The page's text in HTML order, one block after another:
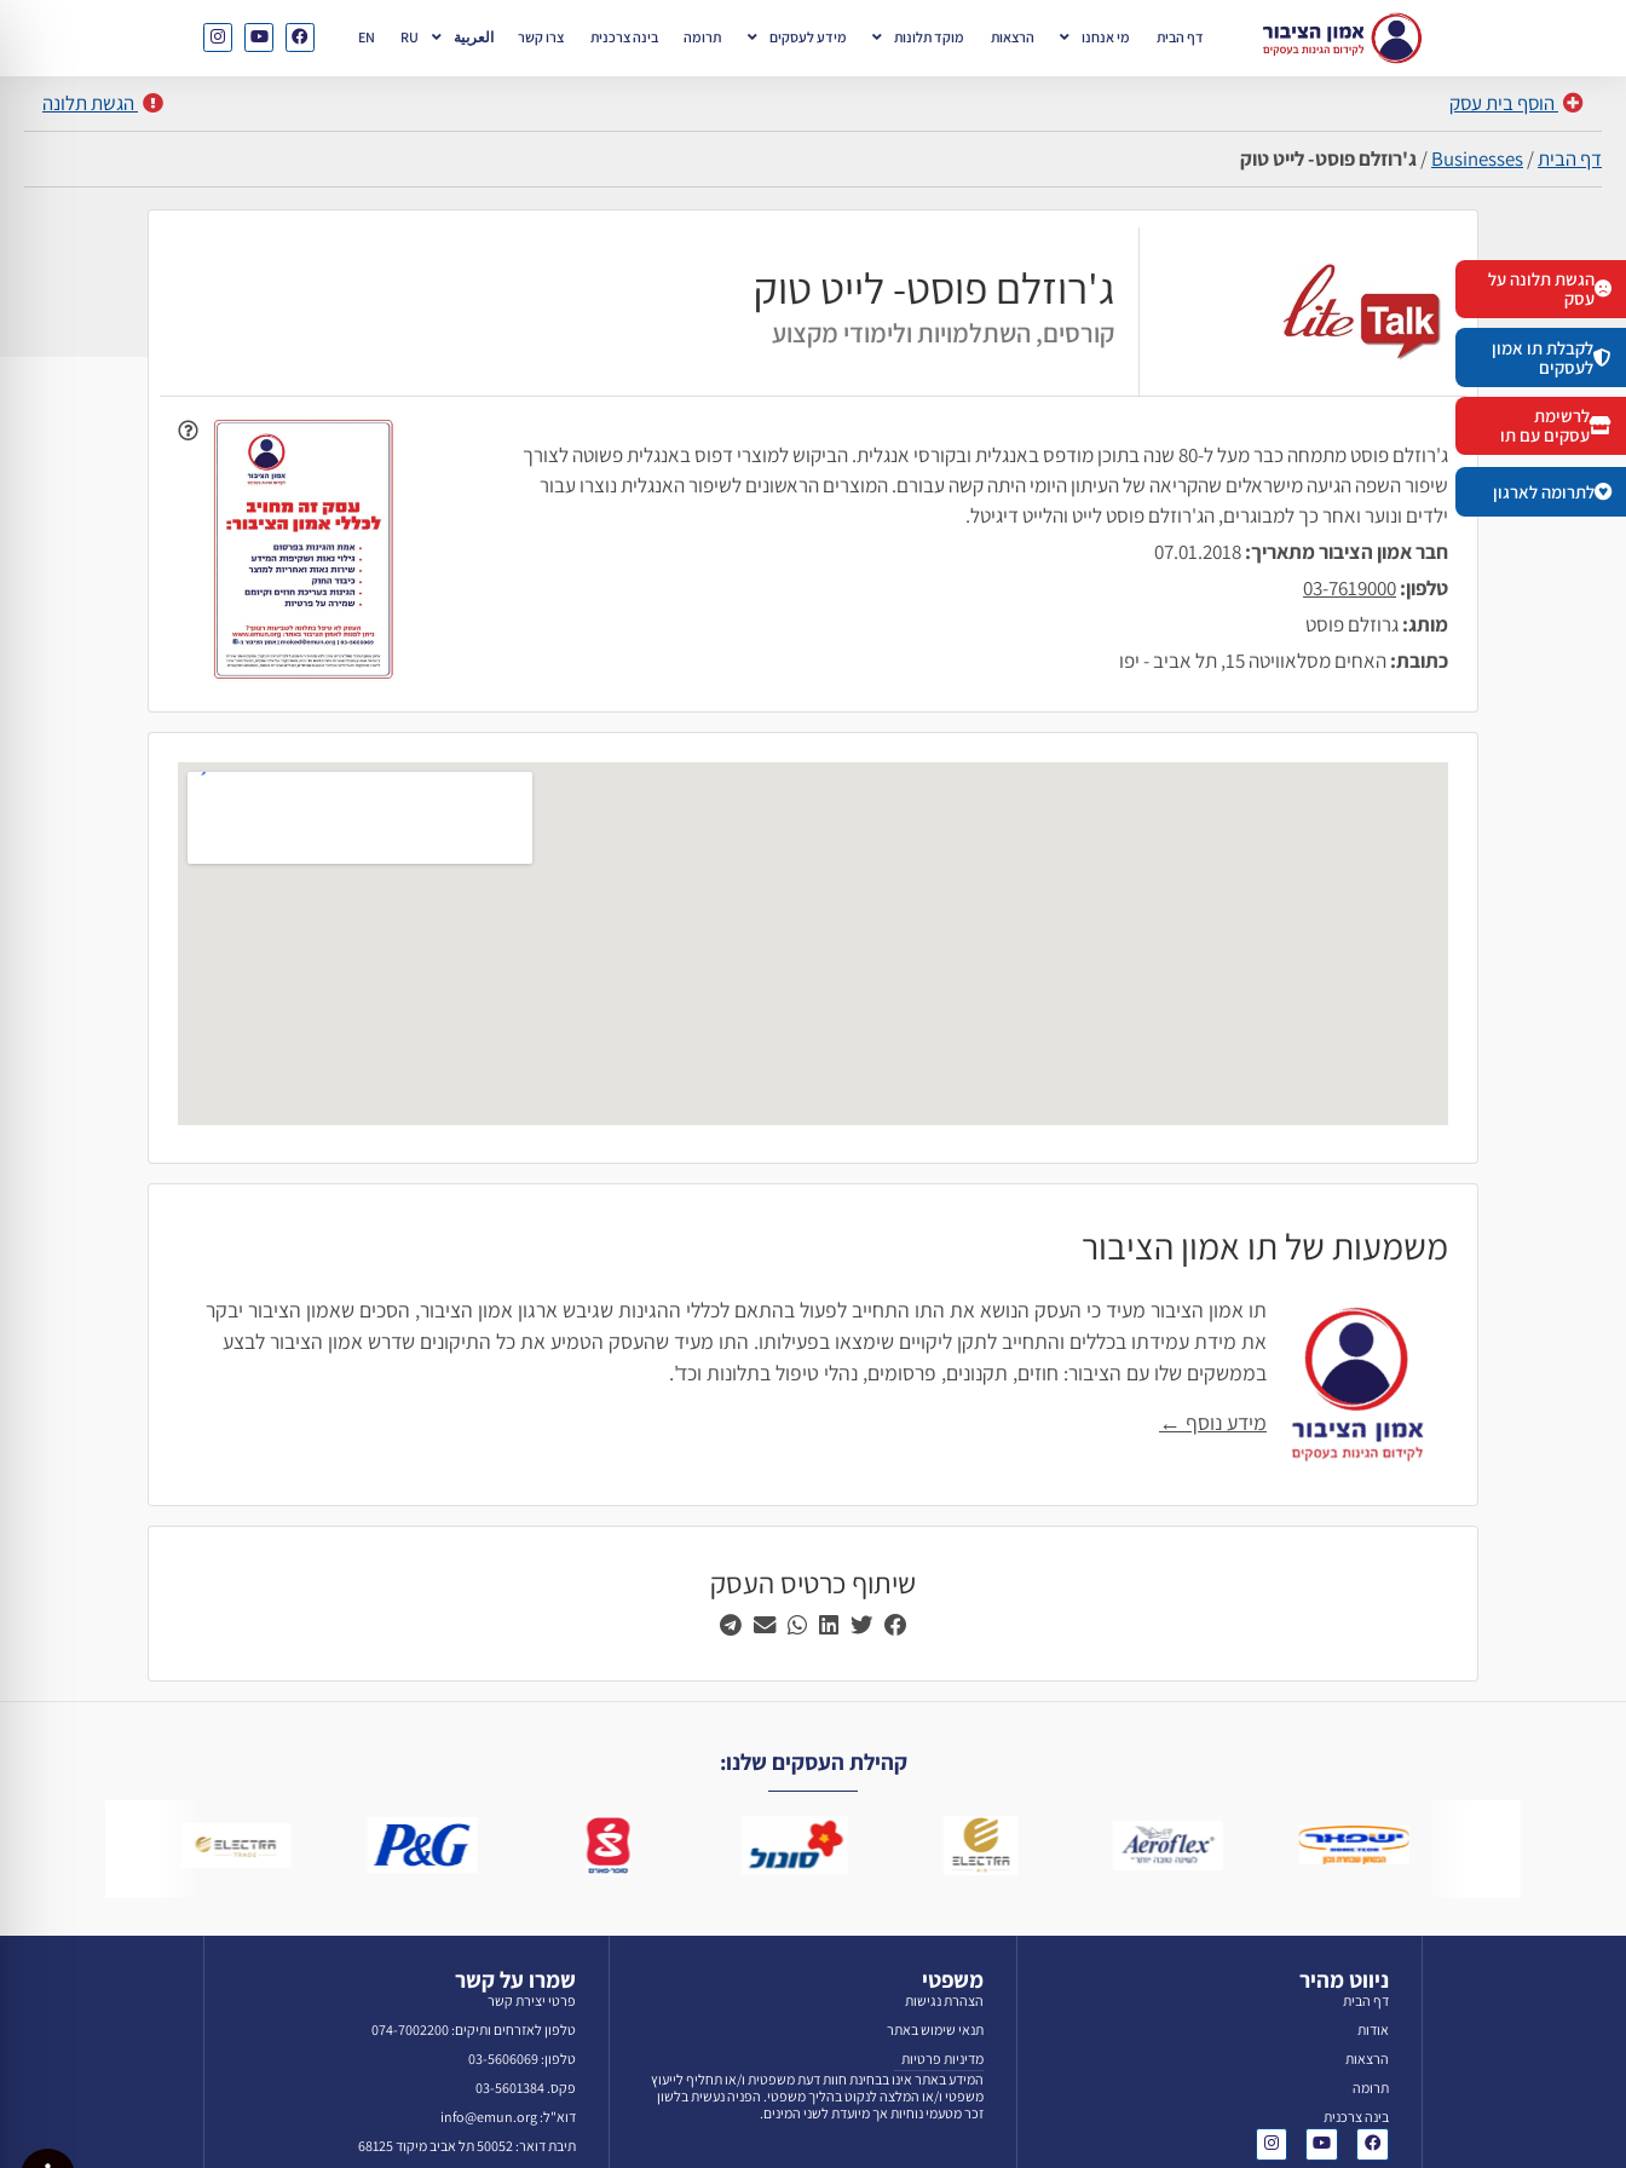
דף הבית מי אנחנו הרצאות מוקד תלונות מידע לעסקים תרומה בינה צרכנית צרו קשר العربية RU
EN
הוסף בית עסק הגשת תלונה
דף הבית/
Businesses
/ג'רוזלם פוסט- לייט טוק
ג'רוזלם פוסט- לייט טוק
קורסים, השתלמויות ולימודי מקצוע
ג'רוזלם פוסט מתמחה כבר מעל ל-80 שנה בתוכן מודפס באנגלית ובקורסי אנגלית. הביקוש למוצרי דפוס באנגלית פשוטה לצורך
שיפור השפה הגיעה מישראלים שהקריאה של העיתון היומי היתה קשה עבורם. המוצרים הראשונים לשיפור האנגלית נוצרו עבור
ילדים ונוער ואחר כך למבוגרים, הג'רוזלם פוסט לייט והלייט דיגיטל.
חבר אמון הציבור מתאריך:
טלפון:03-7619000
מותג:גרוזלם פוסט
כתובת:האחים מסלאוויטה 15, תל אביב - יפו
משמעות של תו אמון הציבור
תו אמון הציבור מעיד כי העסק הנושא את התו התחייב לפעול בהתאם לכללי ההגינות שגיבש ארגון אמון הציבור, הסכים שאמון הציבור יבקר
את מידת עמידתו בכללים והתחייב לתקן ליקויים שימצאו בפעילותו. התו מעיד שהעסק הטמיע את כל התיקונים שדרש אמון הציבור לבצע
בממשקים שלו עם הציבור: חוזים, תקנונים, פרסומים, נהלי טיפול בתלונות וכד'.
מידע נוסף ←
שיתוף כרטיס העסק
קהילת העסקים שלנו:
ניווט מהיר
דף הבית
אודות
הרצאות
תרומה
בינה צרכנית
משפטי
הצהרת נגישות
תנאי שימוש באתר
מדיניות פרטיות
המידע באתר אינו בבחינת חוות דעת משפטית ו/או תחליף לייעוץ
משפטי ו/או המלצה לנקוט בהליך משפטי. הפניה נעשית בלשון
זכר מטעמי נוחיות אך מיועדת לשני המינים.
שמרו על קשר
פרטי יצירת קשר
טלפון לאזרחים ותיקים: 074-7002200
טלפון: 03-5606069
פקס. 03-5601384
דוא"ל: info@emun.org
תיבת דואר: 50052 תל אביב מיקוד 68125
הגשת תלונה על
עסק
לקבלת תו אמון
לעסקים
לתרומה לארגון
לרשימת
עסקים עם תו